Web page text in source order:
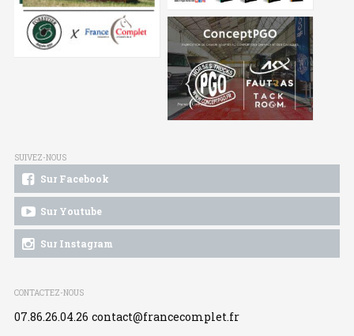
SUIVEZ-NOUS
Sur Facebook
Sur Youtube
Sur Instagram
CONTACTEZ-NOUS
07.86.26.04.26 contact@francecomplet.fr